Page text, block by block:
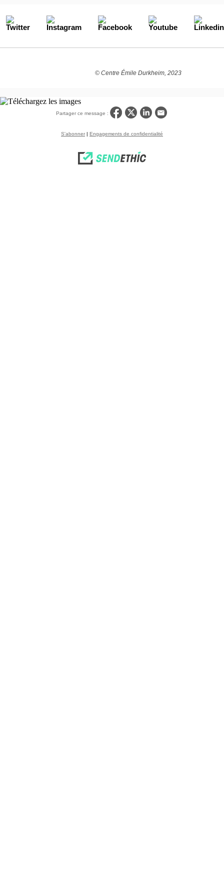
© Centre Émile Durkheim, 2023
Partager ce message :
S'abonner | Engagements de confidentialité